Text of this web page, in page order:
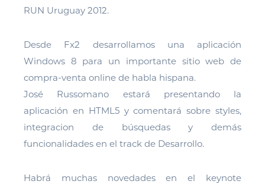
RUN Uruguay 2012.
Desde Fx2 desarrollamos una aplicación
Windows 8 para un importante sitio web de
compra-venta online de habla hispana.
José Russomano estará presentando la
aplicación en HTML5 y comentará sobre styles,
integracion de búsquedas y demás
funcionalidades en el track de Desarrollo.
Habrá muchas novedades en el keynote